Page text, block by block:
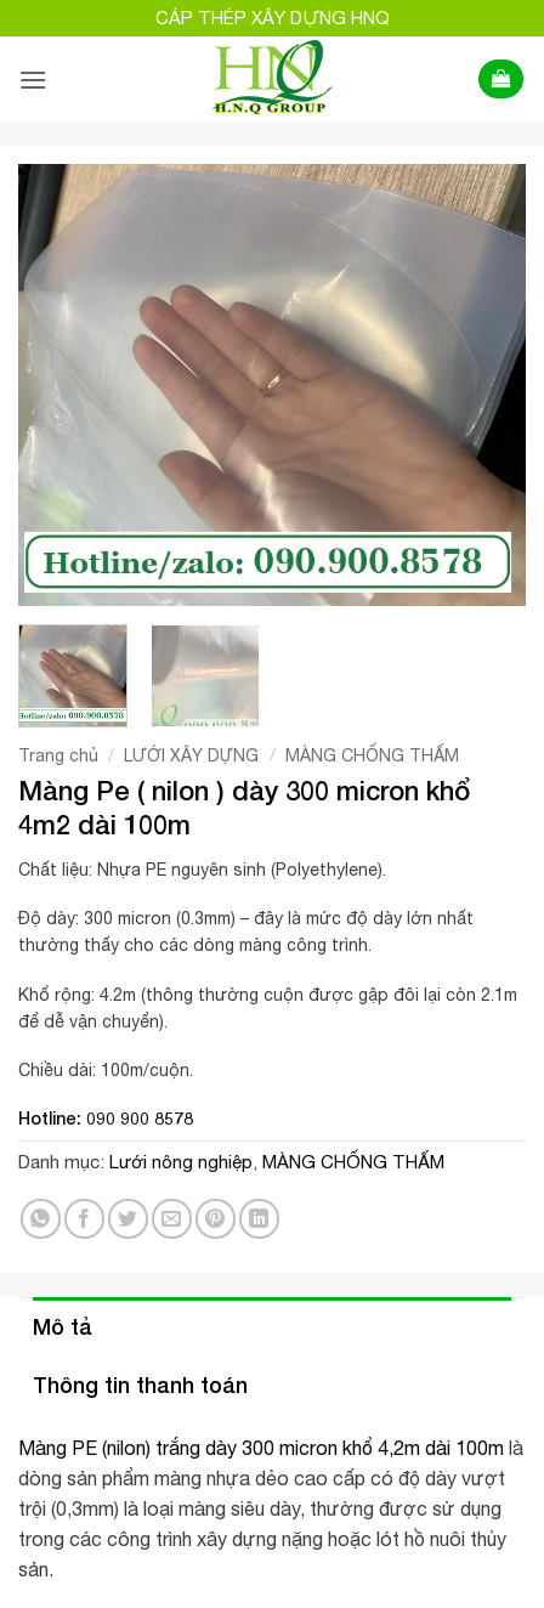
qua
nội
CÁP THÉP XÂY DỰNG HNQ
Trang chủ / LƯỚI XÂY DỰNG / MÀNG CHỐNG THẤM
Màng Pe ( nilon ) dày 300 micron khổ
4m2 dài 100m
Chất liệu: Nhựa PE nguyên sinh (Polyethylene).
Độ dày: 300 micron (0.3mm) – đây là mức độ dày lớn nhất
thường thấy cho các dòng màng công trình.
Khổ rộng: 4.2m (thông thường cuộn được gập đôi lại còn 2.1m
để dễ vận chuyển).
Chiều dài: 100m/cuộn.
Hotline: 090 900 8578
Danh mục: Lưới nông nghiệp, MÀNG CHỐNG THẤM
Mô tả
Thông tin thanh toán
Màng PE (nilon) trắng dày 300 micron khổ 4,2m dài 100m là
dòng sản phẩm màng nhựa dẻo cao cấp có độ dày vượt
trội (0,3mm) là loại màng siêu dày, thường được sử dụng
trong các công trình xây dựng nặng hoặc lót hồ nuôi thủy
sản.